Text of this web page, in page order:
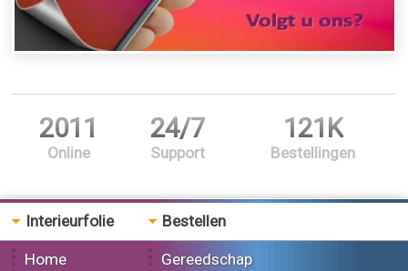
2011
Online
24/7
Support
121K
Bestellingen
Interieurfolie
Home
Bestellen
Gereedschap